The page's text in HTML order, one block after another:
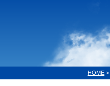
HOME >